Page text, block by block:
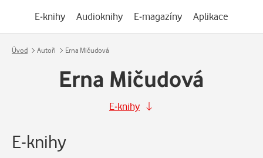
E-knihy Audioknihy E-magazíny Aplikace
Úvod Autoři Erna Mičudová
Erna Mičudová
E-knihy
E-knihy